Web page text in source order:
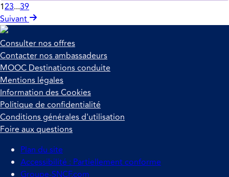
123...39
Suivant
Consulter nos offres
Contacter nos ambassadeurs
MOOC Destinations conduite
Mentions légales
Information des Cookies
Politique de confidentialité
Conditions générales d'utilisation
Foire aux questions
Plan du site
Accessibilité : Partiellement conforme